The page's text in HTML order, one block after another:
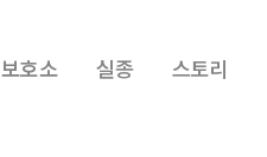
보호소 실종 스토리